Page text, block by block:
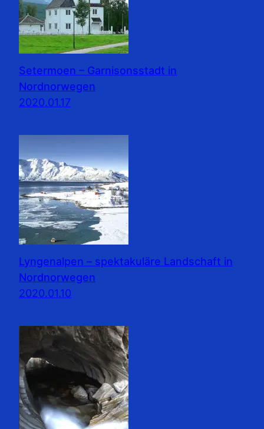
Setermoen – Garnisonsstadt in
Nordnorwegen
2020.01.17
Lyngenalpen – spektakuläre Landschaft in
Nordnorwegen
2020.01.10